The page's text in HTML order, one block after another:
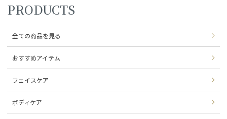
PRODUCTS
全ての商品を見る
おすすめアイテム
フェイスケア
ボディケア